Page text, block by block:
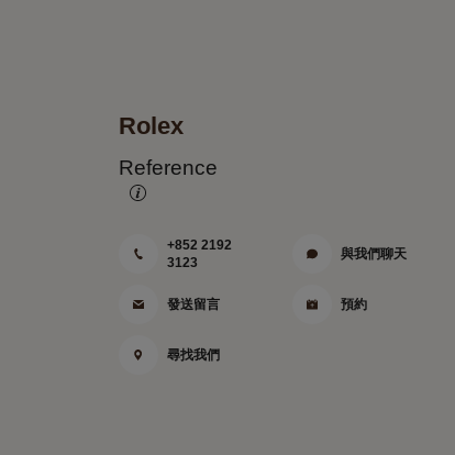
Rolex
Reference
+852 2192
3123
與我們聊天
發送留言 預約
尋找我們